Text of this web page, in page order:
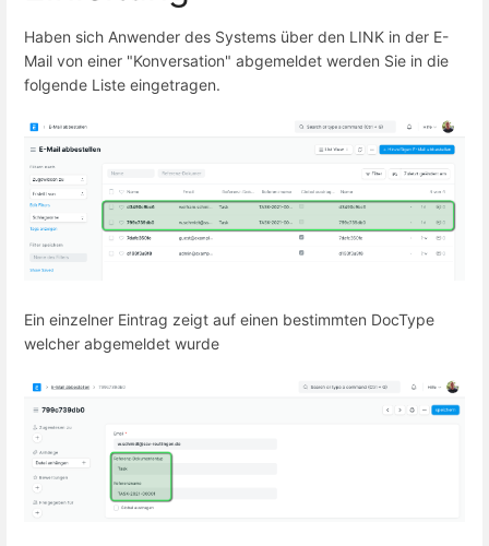
Haben sich Anwender des Systems über den LINK in der E-
Mail von einer "Konversation" abgemeldet werden Sie in die
folgende Liste eingetragen.
Ein einzelner Eintrag zeigt auf einen bestimmten DocType
welcher abgemeldet wurde